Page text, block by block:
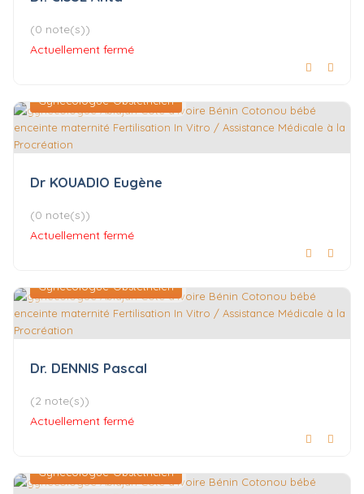
(0 note(s))
Actuellement fermé
Gynécologue-Obstétricien
Dr KOUADIO Eugène
(0 note(s))
Actuellement fermé
Gynécologue-Obstétricien
Dr. DENNIS Pascal
(2 note(s))
Actuellement fermé
Gynécologue-Obstétricien